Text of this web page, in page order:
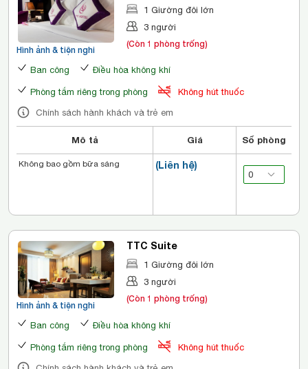
Hình ảnh & tiện nghi
1 Giường đôi lớn
3 người
(Còn 1 phòng trống)
Ban công Điều hòa không khí
Phòng tắm riêng trong phòng
Không hút thuốc
Chính sách hành khách và trẻ em
Mô tả Giá Số phòng
(Liên hệ)
Không bao gồm bữa sáng
Hình ảnh & tiện nghi
TTC Suite
1 Giường đôi lớn
3 người
(Còn 1 phòng trống)
Ban công Điều hòa không khí
Phòng tắm riêng trong phòng
Không hút thuốc